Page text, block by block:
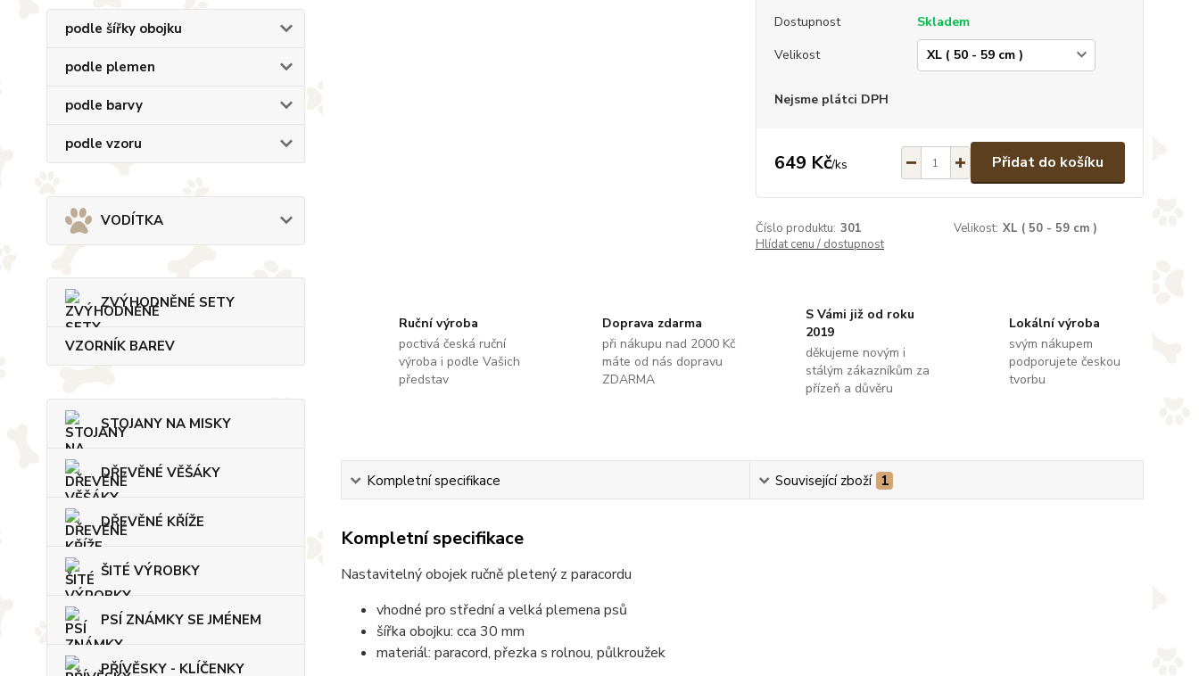
podle šířky obojku
podle plemen
podle barvy
podle vzoru
VODÍTKA
ZVÝHODNĚNÉ SETY
VZORNÍK BAREV
STOJANY NA MISKY
DŘEVĚNÉ VĚŠÁKY
DŘEVĚNÉ KŘÍŽE
ŠITÉ VÝROBKY
PSÍ ZNÁMKY SE JMÉNEM
PŘÍVĚSKY - KLÍČENKY
Dostupnost
Skladem
Velikost
Nejsme plátci DPH
649 Kč/ks Přidat do košíku
Číslo produktu: 301 Velikost: XL ( 50 - 59 cm )
Hlídat cenu / dostupnost
Ruční výroba
poctivá česká ruční
výroba i podle Vašich
představ
Doprava zdarma
při nákupu nad 2000 Kč
máte od nás dopravu
ZDARMA
S Vámi již od roku
2019
děkujeme novým i
stálým zákazníkům za
přízeň a důvěru
Lokální výroba
svým nákupem
podporujete českou
tvorbu
Kompletní specifikace Související zboží 1
Kompletní specifikace
Nastavitelný obojek ručně pletený z paracordu
vhodné pro střední a velká plemena psů
šířka obojku: cca 30 mm
materiál: paracord, přezka s rolnou, půlkroužek